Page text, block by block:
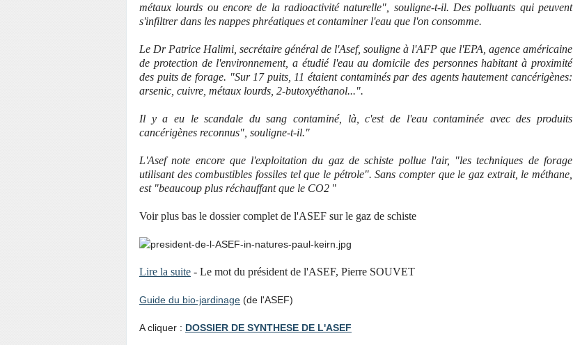
métaux lourds ou encore de la radioactivité naturelle", souligne-t-il. Des polluants qui peuvent
s'infiltrer dans les nappes phréatiques et contaminer l'eau que l'on consomme.
Le Dr Patrice Halimi, secrétaire général de l'Asef, souligne à l'AFP que l'EPA, agence américaine
de protection de l'environnement, a étudié l'eau au domicile des personnes habitant à proximité
des puits de forage. "Sur 17 puits, 11 étaient contaminés par des agents hautement cancérigènes:
arsenic, cuivre, métaux lourds, 2-butoxyéthanol...".
Il y a eu le scandale du sang contaminé, là, c'est de l'eau contaminée avec des produits
cancérigènes reconnus", souligne-t-il."
L'Asef note encore que l'exploitation du gaz de schiste pollue l'air, "les techniques de forage
utilisant des combustibles fossiles tel que le pétrole". Sans compter que le gaz extrait, le méthane,
est "beaucoup plus réchauffant que le CO2 "
Voir plus bas le dossier complet de l'ASEF sur le gaz de schiste
Lire la suite - Le mot du président de l'ASEF, Pierre SOUVET
Guide du bio-jardinage (de l'ASEF)
A cliquer : DOSSIER DE SYNTHESE DE L'ASEF